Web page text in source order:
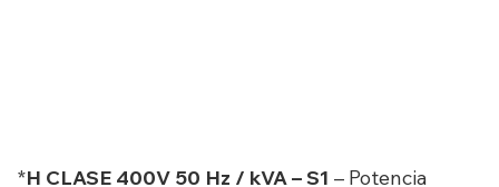
*H CLASE 400V 50 Hz / kVA – S1 – Potencia